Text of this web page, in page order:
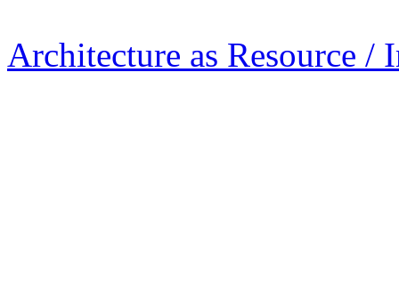
Architecture as Resource /